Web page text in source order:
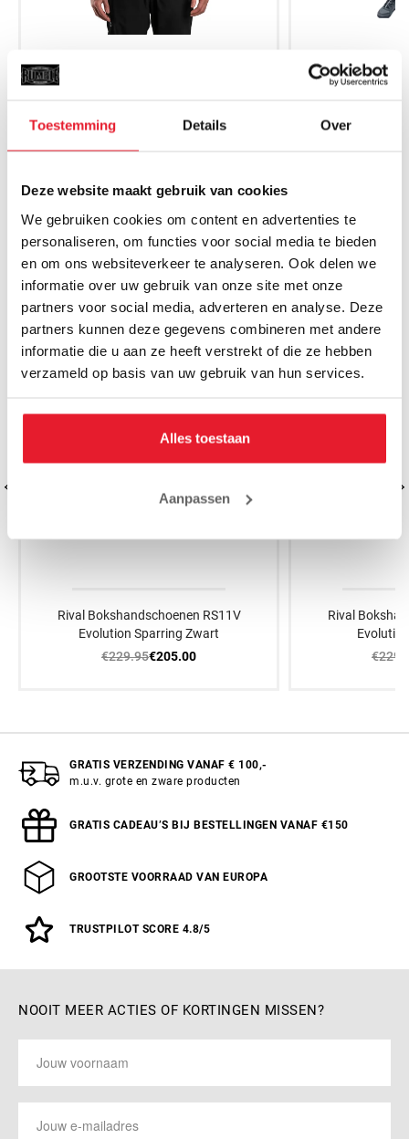
Toestemming Details Over
Deze website maakt gebruik van cookies
We gebruiken cookies om content en advertenties te
personaliseren, om functies voor social media te bieden
en om ons websiteverkeer te analyseren. Ook delen we
informatie over uw gebruik van onze site met onze
partners voor social media, adverteren en analyse. Deze
partners kunnen deze gegevens combineren met andere
informatie die u aan ze heeft verstrekt of die ze hebben
verzameld op basis van uw gebruik van hun services.
Alles toestaan
Aanpassen
Rival Heavyweight Classic Hoodie
Rival Sweater
MAAK JE AANKOOP NOG BETER
SALE
Rival Bokshandschoenen RS11V
Evolution Sparring Zwart
€229.95€205.00
SALE
Rival
GRATIS VERZENDING VANAF € 100,-
m.u.v. grote en zware producten
GRATIS CADEAU’S BIJ BESTELLINGEN VANAF €150
GROOTSTE VOORRAAD VAN EUROPA
TRUSTPILOT SCORE 4.8/5
NOOIT MEER ACTIES OF KORTINGEN MISSEN?